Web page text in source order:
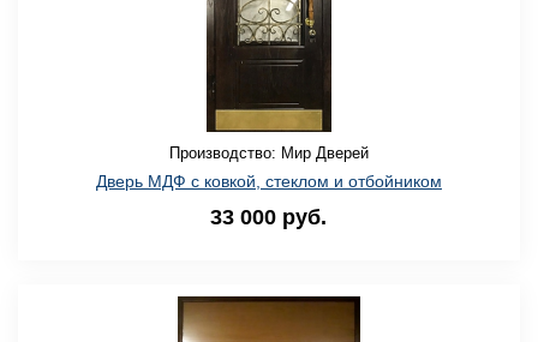
Производство: Мир Дверей
Дверь МДФ с ковкой, стеклом и отбойником
33 000 руб.